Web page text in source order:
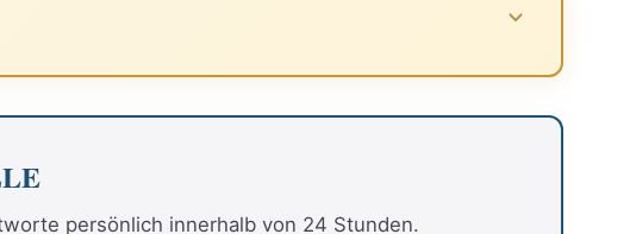
persönlich innerhalb von 24 Stunden.